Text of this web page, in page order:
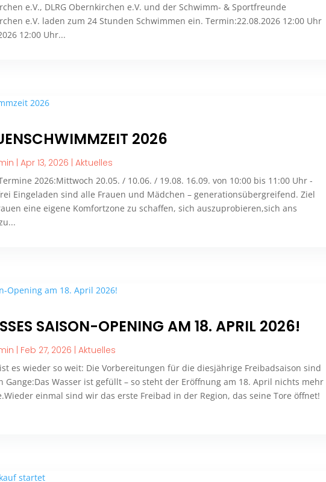
e.V., DLRG Obernkirchen e.V. und der Schwimm- & Sportfreunde
e.V. laden zum 24 Stunden Schwimmen ein. Termin:22.08.2026 12:00 Uhr
12:00 Uhr...
2026
|Apr 13, 2026 |Aktuelles
2026:Mittwoch 20.05. / 10.06. / 19.08. 16.09. von 10:00 bis 11:00 Uhr -
Eingeladen sind alle Frauen und Mädchen – generationsübergreifend. Ziel
eine eigene Komfortzone zu schaffen, sich auszuprobieren,sich ans
SAISON-OPENING AM 18. APRIL 2026!
| Feb 27, 2026 |Aktuelles
es wieder so weit: Die Vorbereitungen für die diesjährige Freibadsaison sind
Gange:Das Wasser ist gefüllt – so steht der Eröffnung am 18. April nichts mehr
einmal sind wir das erste Freibad in der Region, das seine Tore öffnet!